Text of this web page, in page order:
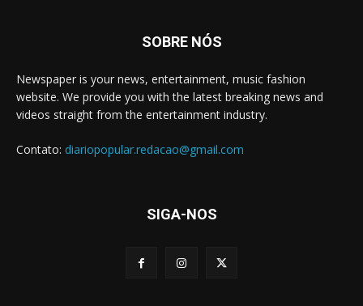
SOBRE NÓS
Newspaper is your news, entertainment, music fashion
website. We provide you with the latest breaking news and
videos straight from the entertainment industry.
Contato: diariopopular.redacao@gmail.com
SIGA-NOS